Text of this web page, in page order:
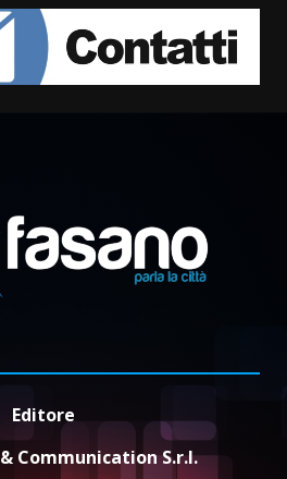
d’identità: continua il piano
straordinarie del
di Fasano
2026 14:16
2026 08:00
dei beni comuni e
attiva: online
del Minareto e la prima
Il rapimento”
Editore
Communication S.r.l.